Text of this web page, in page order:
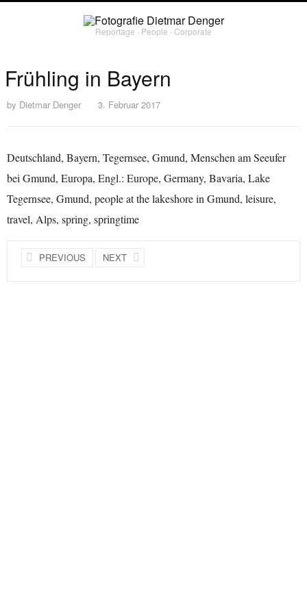
Reportage ∙ People ∙ Corporate
Frühling in Bayern
by Dietmar Denger 3. Februar 2017
Deutschland, Bayern, Tegernsee, Gmund, Menschen am Seeufer
bei Gmund, Europa, Engl.: Europe, Germany, Bavaria, Lake
Tegernsee, Gmund, people at the lakeshore in Gmund, leisure,
travel, Alps, spring, springtime
PREVIOUS NEXT